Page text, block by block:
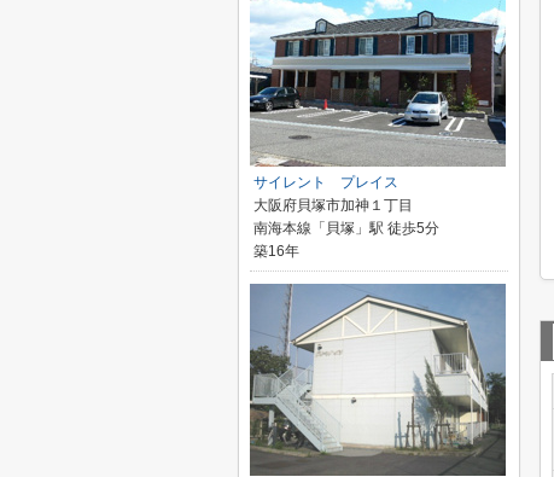
サイレント プレイス
大阪府貝塚市加神１丁目
南海本線「貝塚」駅 徒歩5分
築16年